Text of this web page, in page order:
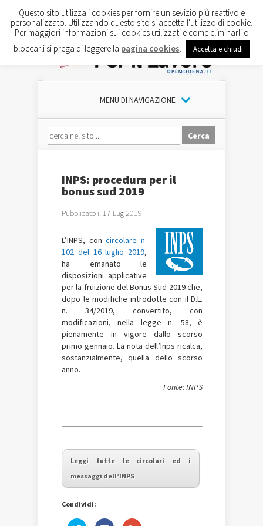
MENU DI NAVIGAZIONE
INPS: procedura per il
bonus sud 2019
Pubblicato il 17 Lug 2019
L’INPS, concircolare n.
102 del 16 luglio 2019,
ha emanato le
disposizioni applicative
per la fruizione del Bonus Sud 2019 che,
dopo le modifiche introdotte con il D.L.
n. 34/2019, convertito, con
modificazioni, nella legge n. 58, è
pienamente in vigore dallo scorso
primo gennaio. La nota dell’Inps ricalca,
sostanzialmente, quella dello scorso
anno.
Fonte: INPS
Leggi tutte le circolari ed i
messaggi dell’INPS
Condividi:
Questo sito utilizza i cookies per fornire un sevizio più reattivo e
personalizzato. Utilizzando questo sito si accetta l'utilizzo di cookie.
Per maggiori informazioni sui cookies utilizzati e come eliminarli o
bloccarli si prega di leggere la pagina cookies Accetta e chiudi